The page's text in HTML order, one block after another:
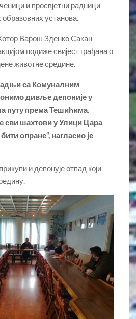
и просвјетни радници
установа.
Варош Зденко Сакан
подиже свијест грађана о
животне средине.
са Комуналним
дивље депоније у
путу према Тешићима.
сви шахтови у Улици Цара
опране“, нагласио је
и депонује отпад који